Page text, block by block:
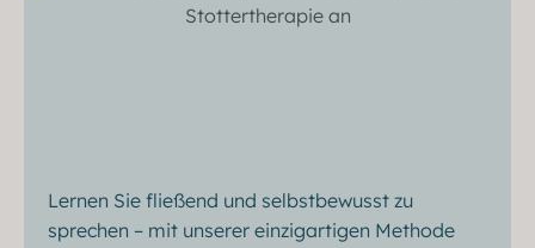
Lernen Sie fließend und selbstbewusst zu
sprechen – mit unserer einzigartigen Methode